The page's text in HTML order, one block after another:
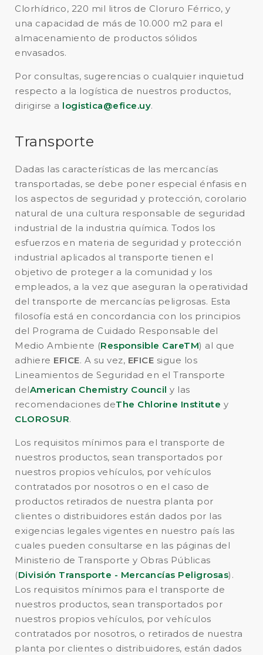
Clorhídrico, 220 mil litros de Cloruro Férrico, y
una capacidad de más de 10.000 m2 para el
almacenamiento de productos sólidos
envasados.
Por consultas, sugerencias o cualquier inquietud
respecto a la logística de nuestros productos,
dirigirse a logistica@efice.uy.
Transporte
Dadas las características de las mercancías
transportadas, se debe poner especial énfasis en
los aspectos de seguridad y protección, corolario
natural de una cultura responsable de seguridad
industrial de la industria química. Todos los
esfuerzos en materia de seguridad y protección
industrial aplicados al transporte tienen el
objetivo de proteger a la comunidad y los
empleados, a la vez que aseguran la operatividad
del transporte de mercancías peligrosas. Esta
filosofía está en concordancia con los principios
del Programa de Cuidado Responsable del
Medio Ambiente (Responsible CareTM) al que
adhiere EFICE. A su vez, EFICE sigue los
Lineamientos de Seguridad en el Transporte
delAmerican Chemistry Council y las
recomendaciones deThe Chlorine Institute y
CLOROSUR.
Los requisitos mínimos para el transporte de
nuestros productos, sean transportados por
nuestros propios vehículos, por vehículos
contratados por nosotros o en el caso de
productos retirados de nuestra planta por
clientes o distribuidores están dados por las
exigencias legales vigentes en nuestro país las
cuales pueden consultarse en las páginas del
Ministerio de Transporte y Obras Públicas
(División Transporte - Mercancías Peligrosas).
Los requisitos mínimos para el transporte de
nuestros productos, sean transportados por
nuestros propios vehículos, por vehículos
contratados por nosotros, o retirados de nuestra
planta por clientes o distribuidores, están dados